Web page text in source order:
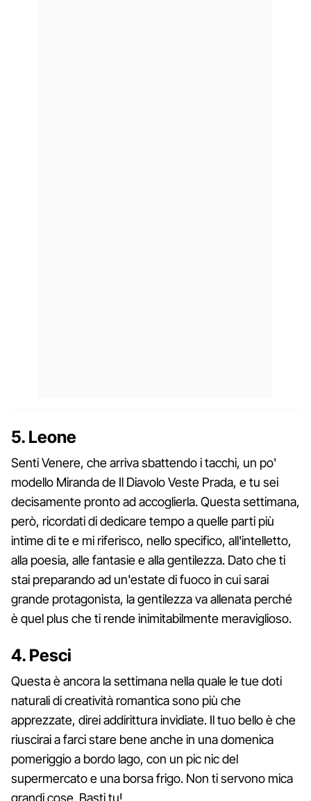
5. Leone
Senti Venere, che arriva sbattendo i tacchi, un po'
modello Miranda de Il Diavolo Veste Prada, e tu sei
decisamente pronto ad accoglierla. Questa settimana,
però, ricordati di dedicare tempo a quelle parti più
intime di te e mi riferisco, nello specifico, all'intelletto,
alla poesia, alle fantasie e alla gentilezza. Dato che ti
stai preparando ad un'estate di fuoco in cui sarai
grande protagonista, la gentilezza va allenata perché
è quel plus che ti rende inimitabilmente meraviglioso.
4. Pesci
Questa è ancora la settimana nella quale le tue doti
naturali di creatività romantica sono più che
apprezzate, direi addirittura invidiate. Il tuo bello è che
riuscirai a farci stare bene anche in una domenica
pomeriggio a bordo lago, con un pic nic del
supermercato e una borsa frigo. Non ti servono mica
grandi cose. Basti tu!